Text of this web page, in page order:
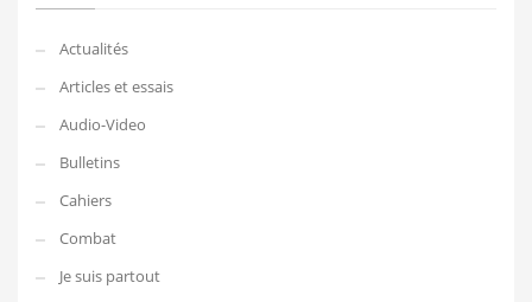
Actualités
Articles et essais
Audio-Video
Bulletins
Cahiers
Combat
Je suis partout